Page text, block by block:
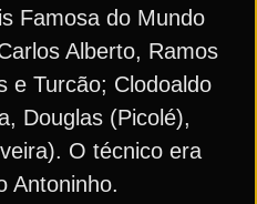
Famosa do Mundo
Alberto, Ramos
e Turcão; Clodoaldo
Douglas (Picolé),
O técnico era
Antoninho.